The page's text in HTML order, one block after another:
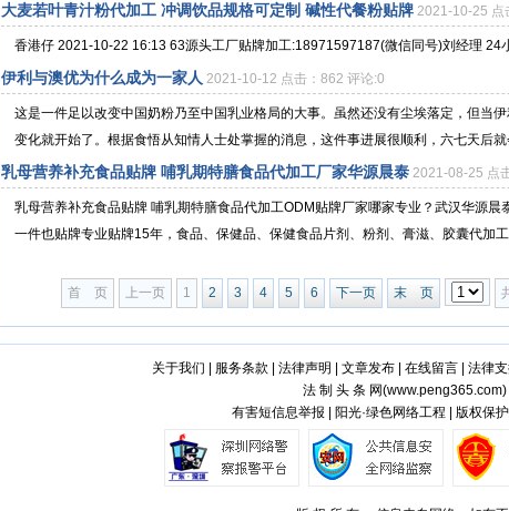
大麦若叶青汁粉代加工 冲调饮品规格可定制 碱性代餐粉贴牌 2021-10-25 点
香港仔 2021-10-22 16:13 63源头工厂贴牌加工:18971597187(微信同号)刘经理 24
伊利与澳优为什么成为一家人 2021-10-12 点击：862 评论:0
这是一件足以改变中国奶粉乃至中国乳业格局的大事。虽然还没有尘埃落定，但当
变化就开始了。根据食悟从知情人士处掌握的消息，这件事进展很顺利，六七天后
乳母营养补充食品贴牌 哺乳期特膳食品代加工厂家华源晨泰 2021-08-25 点
乳母营养补充食品贴牌 哺乳期特膳食品代加工ODM贴牌厂家哪家专业？武汉华源晨
一件也贴牌专业贴牌15年，食品、保健品、保健食品片剂、粉剂、膏滋、胶囊代加
首 页 上一页 1 2 3 4 5 6 下一页 末 页
关于我们 服务条款 法律声明 文章发布| 在线留言| 法律
法 制 头 条 网(www.peng365.com)
有害短信息举报 | 阳光·绿色网络工程 | 版权保